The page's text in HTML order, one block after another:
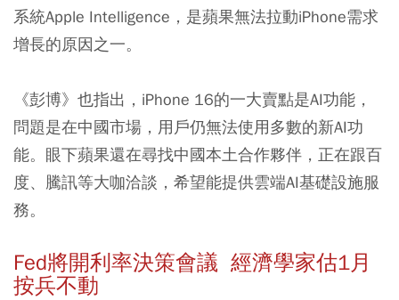
系統Apple Intelligence，是蘋果無法拉動iPhone需求
增長的原因之一。
《彭博》也指出，iPhone 16的一大賣點是AI功能，
問題是在中國市場，用戶仍無法使用多數的新AI功
能。眼下蘋果還在尋找中國本土合作夥伴，正在跟百
度、騰訊等大咖洽談，希望能提供雲端AI基礎設施服
務。
Fed將開利率決策會議 經濟學家估1月
按兵不動